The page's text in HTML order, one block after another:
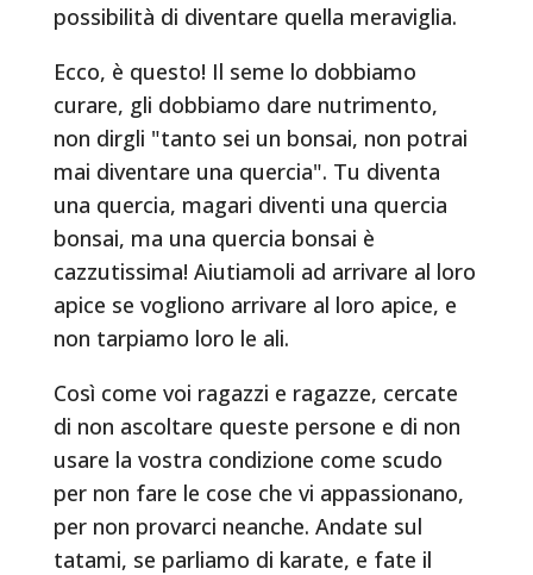
possibilità di diventare quella meraviglia.
Ecco, è questo! Il seme lo dobbiamo
curare, gli dobbiamo dare nutrimento,
non dirgli "tanto sei un bonsai, non potrai
mai diventare una quercia". Tu diventa
una quercia, magari diventi una quercia
bonsai, ma una quercia bonsai è
cazzutissima! Aiutiamoli ad arrivare al loro
apice se vogliono arrivare al loro apice, e
non tarpiamo loro le ali.
Così come voi ragazzi e ragazze, cercate
di non ascoltare queste persone e di non
usare la vostra condizione come scudo
per non fare le cose che vi appassionano,
per non provarci neanche. Andate sul
tatami, se parliamo di karate, e fate il